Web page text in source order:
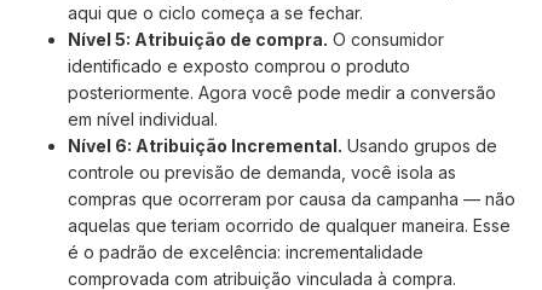
aqui que o ciclo começa a se fechar.
Nível 5: Atribuição de compra. O consumidor
identificado e exposto comprou o produto
posteriormente. Agora você pode medir a conversão
em nível individual.
Nível 6: Atribuição Incremental. Usando grupos de
controle ou previsão de demanda, você isola as
compras que ocorreram por causa da campanha — não
aquelas que teriam ocorrido de qualquer maneira. Esse
é o padrão de excelência: incrementalidade
comprovada com atribuição vinculada à compra.